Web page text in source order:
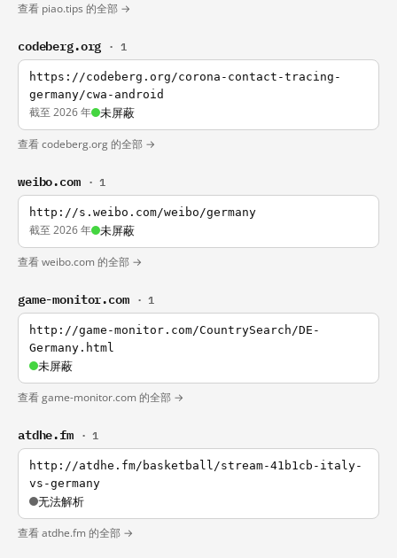
查看 piao.tips 的全部 →
codeberg.org · 1
https://codeberg.org/corona-contact-tracing-
germany/cwa-android
截至 2026 年 未屏蔽
查看 codeberg.org 的全部 →
weibo.com · 1
http://s.weibo.com/weibo/germany
截至 2026 年 未屏蔽
查看 weibo.com 的全部 →
game-monitor.com · 1
http://game-monitor.com/CountrySearch/DE-
Germany.html
未屏蔽
查看 game-monitor.com 的全部 →
atdhe.fm · 1
http://atdhe.fm/basketball/stream-41b1cb-italy-
vs-germany
无法解析
查看 atdhe.fm 的全部 →